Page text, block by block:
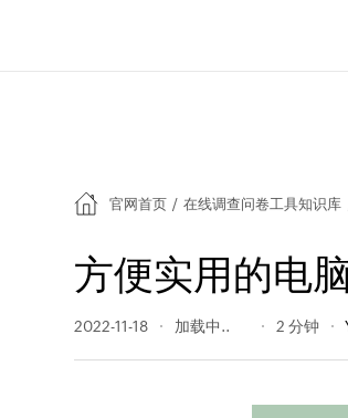
官网首页 / 在线调查问卷工具知识库
方便实用的电
2022-11-18 180 阅读量 2 分钟